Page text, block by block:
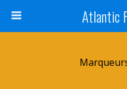
Atlantic